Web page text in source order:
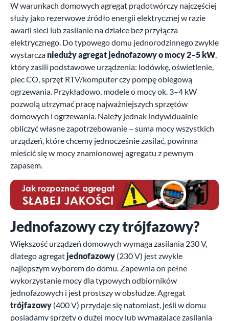
W warunkach domowych agregat prądotwórczy najczęściej
służy jako rezerwowe źródło energii elektrycznej w razie
awarii sieci lub zasilanie na działce bez przyłącza
elektrycznego. Do typowego domu jednorodzinnego zwykle
wystarcza nieduży agregat jednofazowy o mocy 2–5 kW,
który zasili podstawowe urządzenia: lodówkę, oświetlenie,
piec CO, sprzęt RTV/komputer czy pompę obiegową
ogrzewania. Przykładowo, modele o mocy ok. 3–4 kW
pozwolą utrzymać pracę najważniejszych sprzętów
domowych i ogrzewania. Należy jednak indywidualnie
obliczyć własne zapotrzebowanie – suma mocy wszystkich
urządzeń, które chcemy jednocześnie zasilać, powinna
mieścić się w mocy znamionowej agregatu z pewnym
zapasem.
Jednofazowy czy trójfazowy?
Większość urządzeń domowych wymaga zasilania 230 V,
dlatego agregatjednofazowy (230 V) jest zwykle
najlepszym wyborem do domu. Zapewnia on pełne
wykorzystanie mocy dla typowych odbiorników
jednofazowych i jest prostszy w obsłudze. Agregat
trójfazowy (400 V) przydaje się natomiast, jeśli w domu
posiadamy sprzęty o dużej mocy lub wymagające zasilania